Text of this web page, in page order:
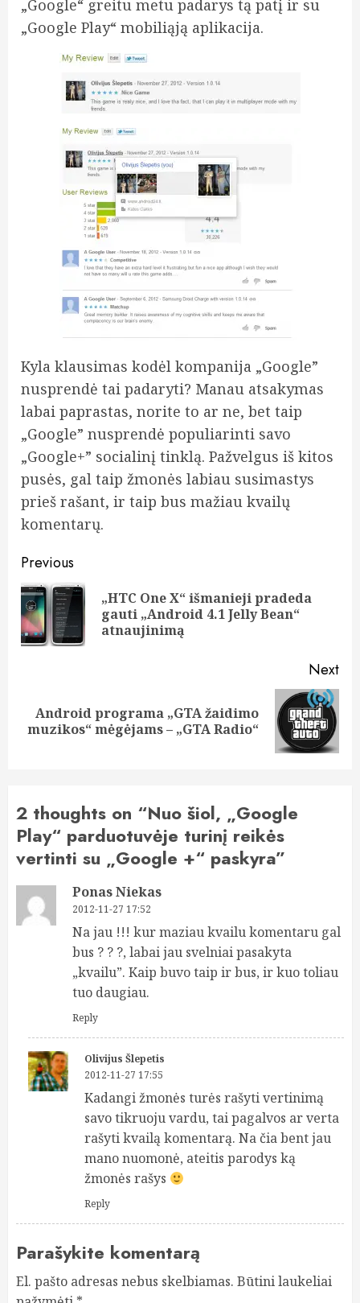
„Google“ greitu metu padarys tą patį ir su
„Google Play“ mobiliąją aplikacija.
Kyla klausimas kodėl kompanija „Google”
nusprendė tai padaryti? Manau atsakymas
labai paprastas, norite to ar ne, bet taip
„Google” nusprendė populiarinti savo
„Google+” socialinį tinklą. Pažvelgus iš kitos
pusės, gal taip žmonės labiau susimastys
prieš rašant, ir taip bus mažiau kvailų
komentarų.
Post
navigation
Previous
„HTC One X“ išmanieji pradeda
gauti „Android 4.1 Jelly Bean“
atnaujinimą
Next
Next
post:
Android programa „GTA žaidimo
muzikos“ mėgėjams – „GTA Radio“
2 thoughts on “Nuo šiol, „Google
Play“ parduotuvėje turinį reikės
vertinti su „Google +“ paskyra”
Ponas Niekas
2012-11-27 17:52
Na jau !!! kur maziau kvailu komentaru gal
bus ? ? ?, labai jau svelniai pasakyta
„kvailu”. Kaip buvo taip ir bus, ir kuo toliau
tuo daugiau.
Reply
Olivijus Šlepetis
2012-11-27 17:55
Kadangi žmonės turės rašyti vertinimą
savo tikruoju vardu, tai pagalvos ar verta
rašyti kvailą komentarą. Na čia bent jau
mano nuomonė, ateitis parodys ką
žmonės rašys
Reply
Parašykite komentarą
El. pašto adresas nebus skelbiamas. Būtini laukeliai